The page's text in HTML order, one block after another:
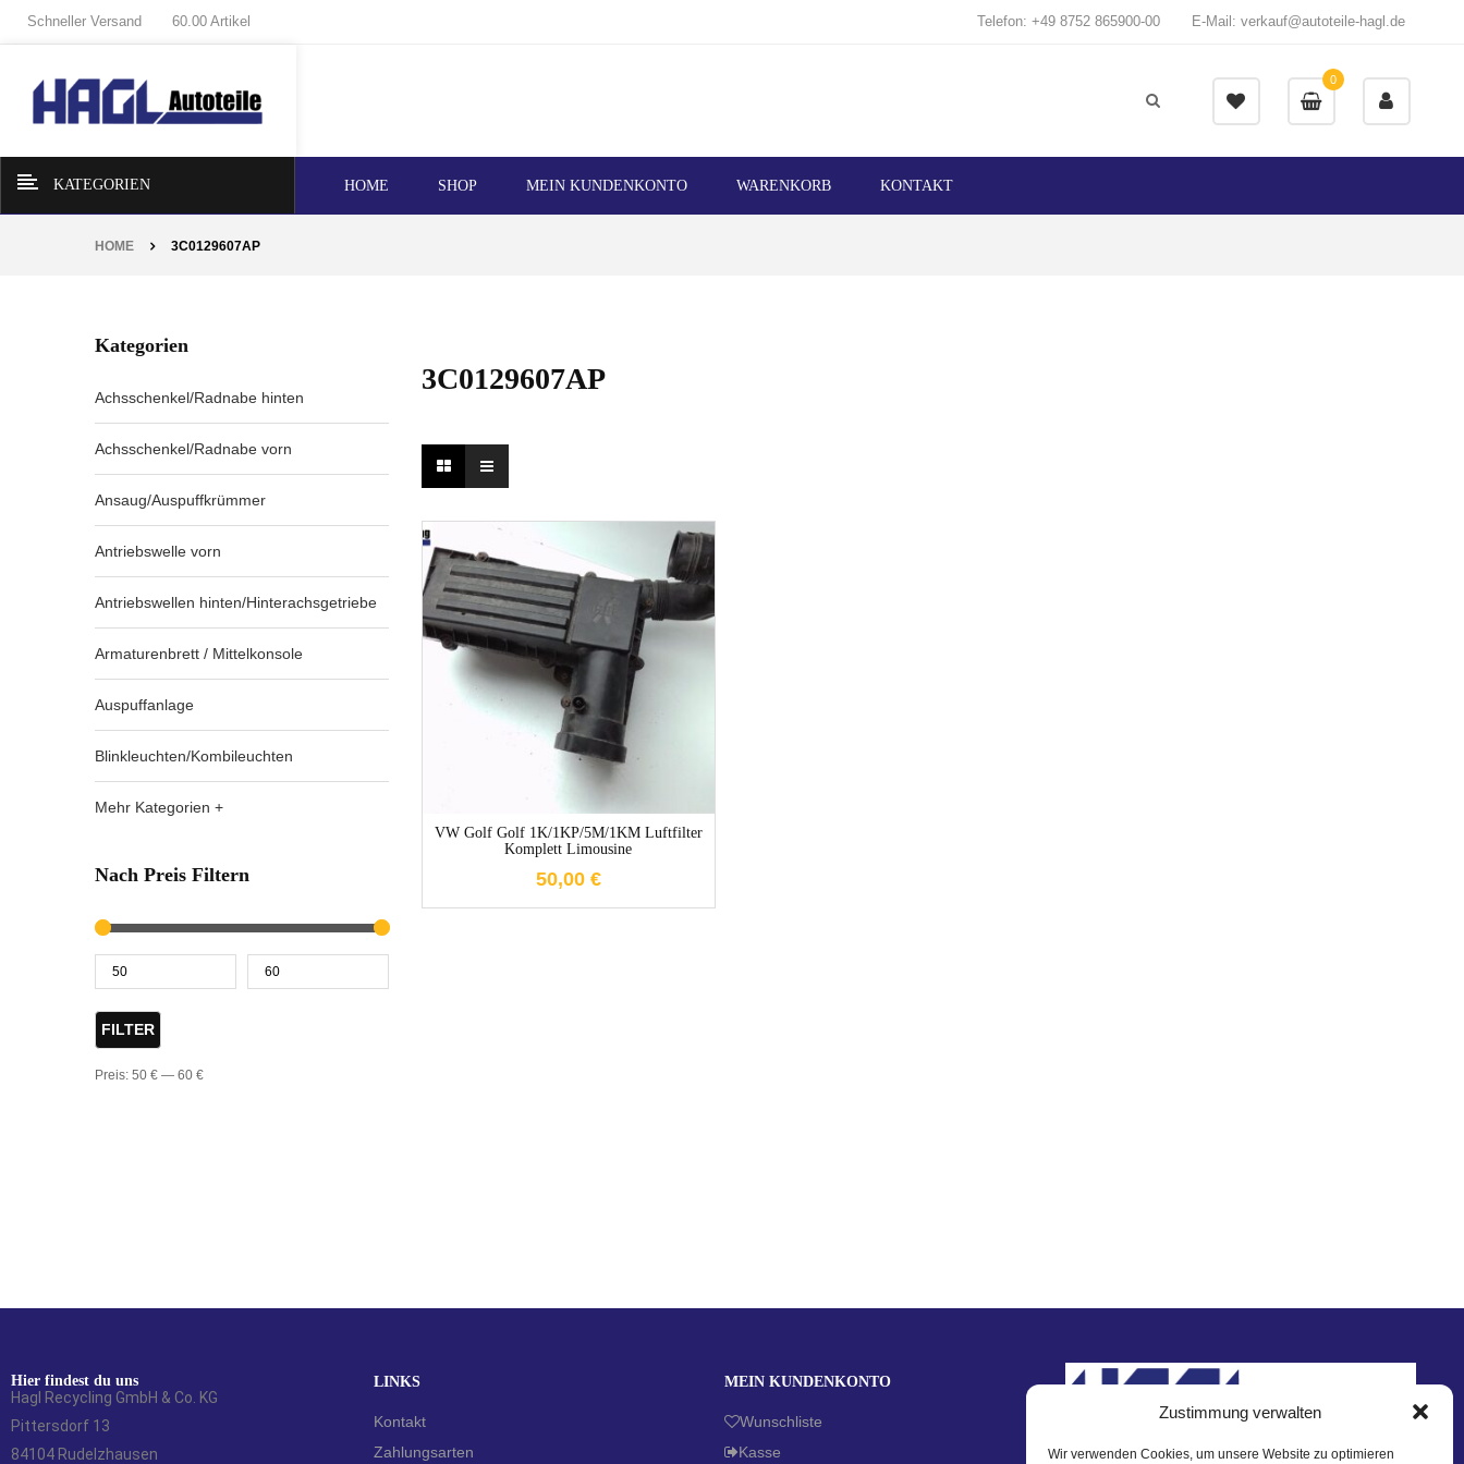
Zustimmung verwalten
Wir verwenden Cookies, um unsere Website zu optimieren
Schneller Versand 60.00 Artikel Telefon: +49 8752 865900-00 E-Mail: verkauf@autoteile-hagl.de
0
KATEGORIEN HOME SHOP MEIN KUNDENKONTO WARENKORB KONTAKT
HOME 3C0129607AP
Kategorien
Achsschenkel/Radnabe hinten
Achsschenkel/Radnabe vorn
Ansaug/Auspuffkrümmer
Antriebswelle vorn
Antriebswellen hinten/Hinterachsgetriebe
Armaturenbrett / Mittelkonsole
Auspuffanlage
Blinkleuchten/Kombileuchten
Mehr Kategorien +
Nach Preis Filtern
FILTER
Preis: 50 € — 60 €
3C0129607AP
VW Golf Golf 1K/1KP/5M/1KM Luftfilter
Komplett Limousine
50,00 €
1-3 Werktage
Hier findest du uns
Hagl Recycling GmbH & Co. KG
Pittersdorf 13
84104 Rudelzhausen
LINKS
Kontakt
Zahlungsarten
MEIN KUNDENKONTO
Wunschliste
Kasse